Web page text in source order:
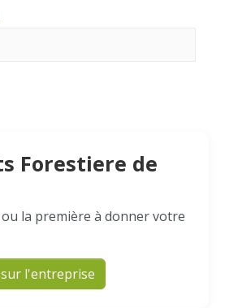
Forestiere de
la première à donner votre
l'entreprise